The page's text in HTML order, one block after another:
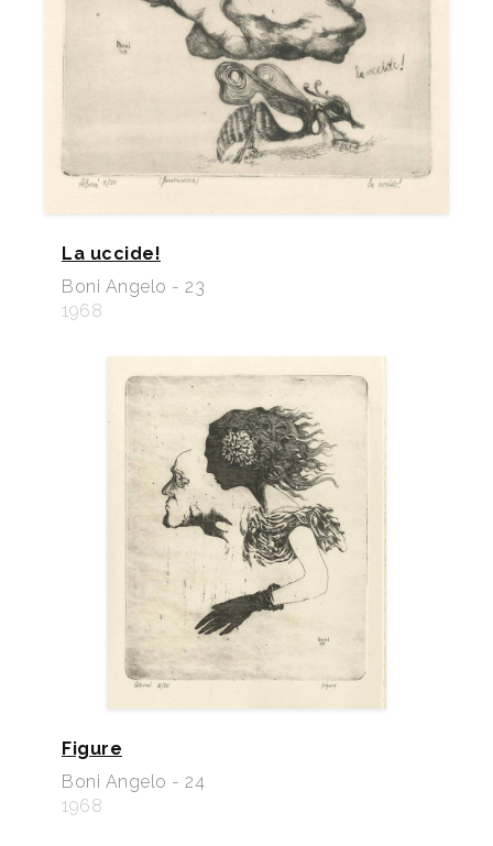
La uccide!
Boni Angelo - 23
1968
Figure
Boni Angelo - 24
1968